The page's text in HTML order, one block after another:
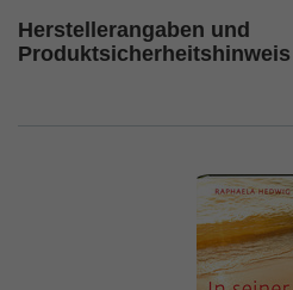
Herstellerangaben und
Produktsicherheitshinweis